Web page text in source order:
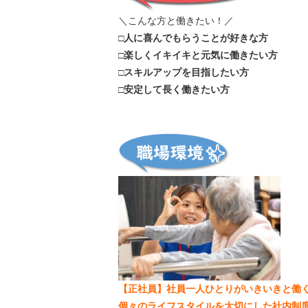
＼こんな方と働きたい！／
□人に喜んでもらうことが好きな方
□楽しくイキイキと元気に働きたい方
□スキルアップを目指したい方
□安定して長く働きたい方
【正社員】社員一人ひとりがいきいきと働